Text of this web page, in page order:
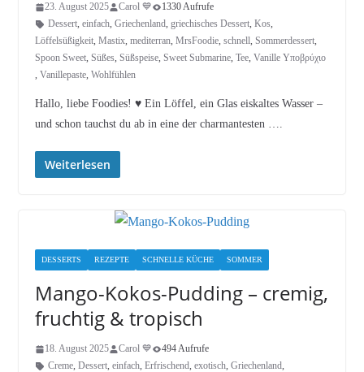
23. August 2025 Carol 💙
1330 Aufrufe
Dessert, einfach, Griechenland, griechisches Dessert, Kos,
Löffelsüßigkeit, Mastix, mediterran, MrsFoodie, schnell, Sommerdessert,
Spoon Sweet, Süßes, Süßspeise, Sweet Submarine, Tee, Vanille Υποβρύχιο
, Vanillepaste, Wohlfühlen
Hallo, liebe Foodies! ♥︎ Ein Löffel, ein Glas eiskaltes Wasser –
und schon tauchst du ab in eine der charmantesten ….
Weiterlesen
DESSERTS REZEPTE SCHNELLE KÜCHE SOMMER
Mango-Kokos-Pudding – cremig,
fruchtig & tropisch
18. August 2025 Carol 💙
494 Aufrufe
Creme, Dessert, einfach, Erfrischend, exotisch, Griechenland,